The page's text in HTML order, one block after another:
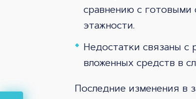
сравнению с готовыми
этажности.
Недостатки связаны с
вложенных средств в
Последние изменения в